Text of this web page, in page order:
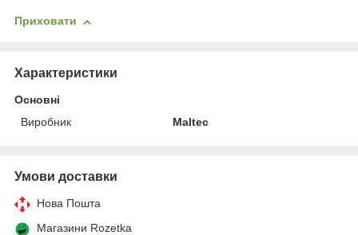
Приховати
Характеристики
Основні
Виробник
Maltec
Умови доставки
Нова Пошта
Магазини Rozetka